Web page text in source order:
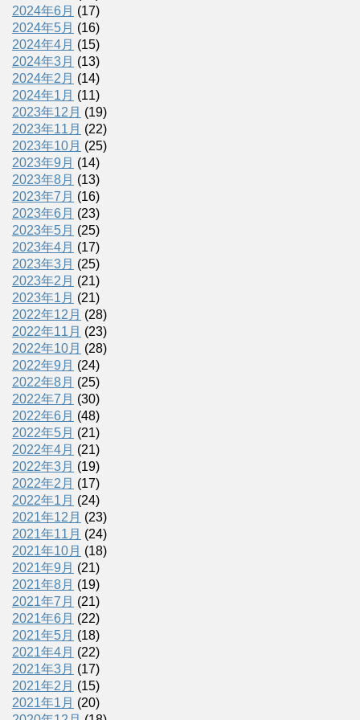
2024年6月 (17)
2024年5月 (16)
2024年4月 (15)
2024年3月 (13)
2024年2月 (14)
2024年1月 (11)
2023年12月 (19)
2023年11月 (22)
2023年10月 (25)
2023年9月 (14)
2023年8月 (13)
2023年7月 (16)
2023年6月 (23)
2023年5月 (25)
2023年4月 (17)
2023年3月 (25)
2023年2月 (21)
2023年1月 (21)
2022年12月 (28)
2022年11月 (23)
2022年10月 (28)
2022年9月 (24)
2022年8月 (25)
2022年7月 (30)
2022年6月 (48)
2022年5月 (21)
2022年4月 (21)
2022年3月 (19)
2022年2月 (17)
2022年1月 (24)
2021年12月 (23)
2021年11月 (24)
2021年10月 (18)
2021年9月 (21)
2021年8月 (19)
2021年7月 (21)
2021年6月 (22)
2021年5月 (18)
2021年4月 (22)
2021年3月 (17)
2021年2月 (15)
2021年1月 (20)